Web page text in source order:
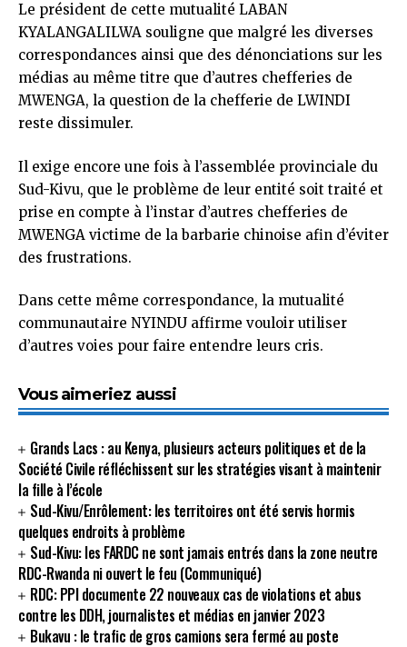
Le président de cette mutualité LABAN
KYALANGALILWA souligne que malgré les diverses
correspondances ainsi que des dénonciations sur les
médias au même titre que d’autres chefferies de
MWENGA, la question de la chefferie de LWINDI
reste dissimuler.
Il exige encore une fois à l’assemblée provinciale du
Sud-Kivu, que le problème de leur entité soit traité et
prise en compte à l’instar d’autres chefferies de
MWENGA victime de la barbarie chinoise afin d’éviter
des frustrations.
Dans cette même correspondance, la mutualité
communautaire NYINDU affirme vouloir utiliser
d’autres voies pour faire entendre leurs cris.
Vous aimeriez aussi
Grands Lacs : au Kenya, plusieurs acteurs politiques et de la
Société Civile réfléchissent sur les stratégies visant à maintenir
la fille à l’école
Sud-Kivu/Enrôlement: les territoires ont été servis hormis
quelques endroits à problème
Sud-Kivu: les FARDC ne sont jamais entrés dans la zone neutre
RDC-Rwanda ni ouvert le feu (Communiqué)
RDC: PPI documente 22 nouveaux cas de violations et abus
contre les DDH, journalistes et médias en janvier 2023
Bukavu : le trafic de gros camions sera fermé au poste